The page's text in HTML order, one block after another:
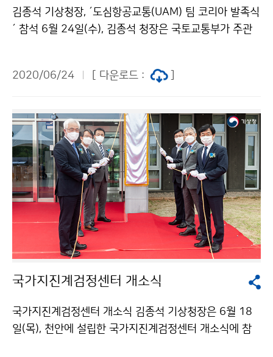
김종석 기상청장, ´도심항공교통(UAM) 팀 코리아 발족식
´ 참석 6월 24일(수), 김종석 청장은 국토교통부가 주관
공교통을 위한 기상청 지원을 약속했습니다.
2020/06/24 [ 다운로드 :
국가지진계검정센터 개소식
국가지진계검정센터 개소식 김종석 기상청장은 6월 18
일(목), 천안에 설립한 국가지진계검정센터 개소식에 참